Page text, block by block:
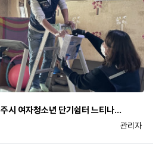
시 여자청소년 단기쉼터 느티나…
등록자
관리자